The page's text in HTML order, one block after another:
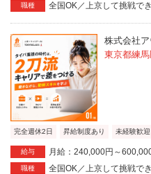
職種 全国OK／上京して挑戦で
株式会社
東京都練
完全週休2日 昇給制度あり 未経験歓迎
給与 月給：240,000円～
職種 全国OK／上京して挑戦で